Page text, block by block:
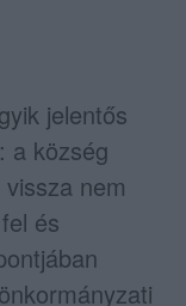
jelentős
a község
nem
és